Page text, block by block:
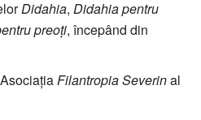
Didahia, Didahia pentru
preoți, începând din
Filantropia Severinal